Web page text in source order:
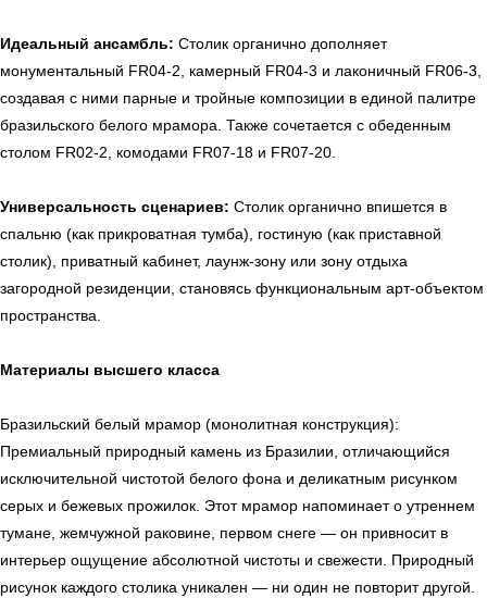
Идеальный ансамбль: Столик органично дополняет
монументальный FR04-2, камерный FR04-3 и лаконичный FR06-3,
создавая с ними парные и тройные композиции в единой палитре
бразильского белого мрамора. Также сочетается с обеденным
столом FR02-2, комодами FR07-18 и FR07-20.
Универсальность сценариев: Столик органично впишется в
спальню (как прикроватная тумба), гостиную (как приставной
столик), приватный кабинет, лаунж-зону или зону отдыха
загородной резиденции, становясь функциональным арт-объектом
пространства.
Материалы высшего класса
Бразильский белый мрамор (монолитная конструкция):
Премиальный природный камень из Бразилии, отличающийся
исключительной чистотой белого фона и деликатным рисунком
серых и бежевых прожилок. Этот мрамор напоминает о утреннем
тумане, жемчужной раковине, первом снеге — он привносит в
интерьер ощущение абсолютной чистоты и свежести. Природный
рисунок каждого столика уникален — ни один не повторит другой.
← Вернуться на предыдущую страницу